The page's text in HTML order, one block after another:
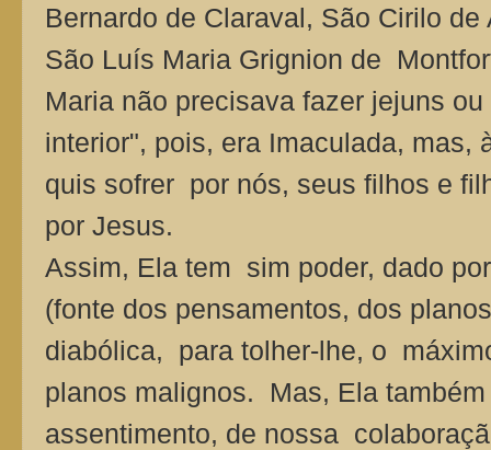
Bernardo de Claraval, São Cirilo
São Luís Maria Grignion de
Maria não precisava fazer jejuns
interior", pois, era Imaculada, mas,
quis sofrer por nós, seus filhos e
por Jesus.
Assim, Ela tem sim poder, dado
(fonte dos pensamentos, dos
diabólica, para tolher-lhe, o
planos malignos. Mas, Ela
assentimento, de nossa